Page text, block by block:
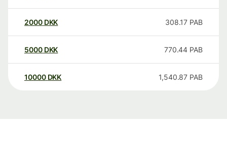
2000 DKK 308.17 PAB
5000 DKK 770.44 PAB
10000 DKK 1,540.87 PAB